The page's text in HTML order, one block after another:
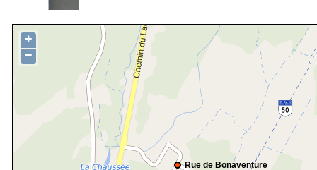
Rue de Bonaventure
+
−